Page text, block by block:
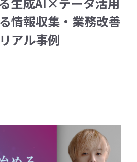
情報収集・業務改善
アル事例